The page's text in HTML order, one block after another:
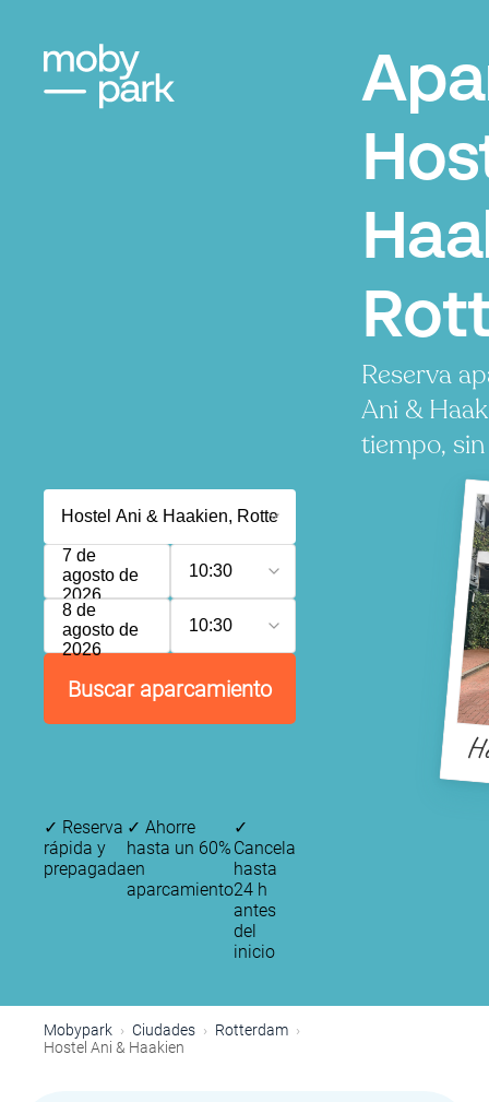
Reserva
Ani &
tiempo,
7 de
agosto de
2026
10:30
8 de
agosto de
2026
10:30
Buscar aparcamiento
✓ Reserva
rápida y
prepagada
✓ Ahorre
hasta un 60%
en
aparcamiento
✓
Cancela
hasta
24 h
antes
del
inicio
Mobypark Ciudades
Rotterdam
Hostel Ani & Haakien